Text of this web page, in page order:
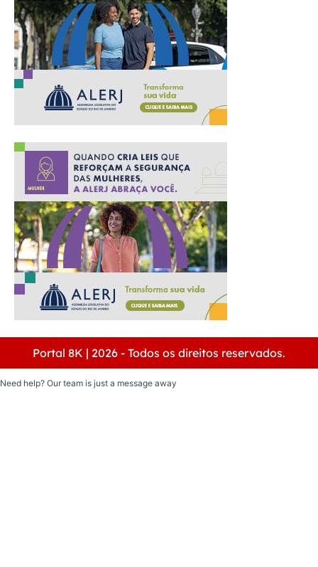
Portal 8K | 2026 - Todos os direitos reservados.
Need help? Our team is just a message away